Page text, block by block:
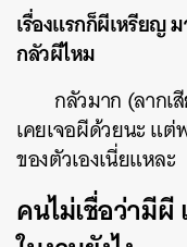
เรื่องแรกก็ผีเหรียญ
กลัวผีไหม
กลัวมาก (ลากเ
เคยเจอผีด้วยนะ แต่
ของตัวเองเนี่ยแหละ
คนไม่เชื่อว่ามีผี